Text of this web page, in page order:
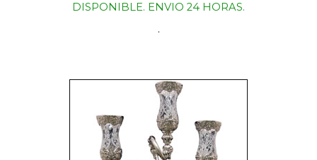
DISPONIBLE. ENVIO 24 HORAS.
.